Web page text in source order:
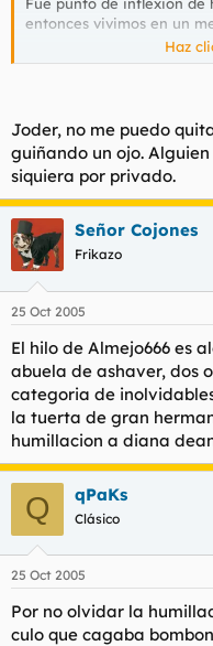
entonces vivimos en un
No obstante me quedo
Haz
Joder, no me puedo
guiñando un ojo.
siquiera por privado.
Señor Cojones
Frikazo
25 Oct 2005
El hilo de Almejo666 es
abuela de ashaver, dos
categoria de
la tuerta de gran
humillacion a diana
Q qPaKs
Clásico
25 Oct 2005
Por no olvidar la
culo que cagaba